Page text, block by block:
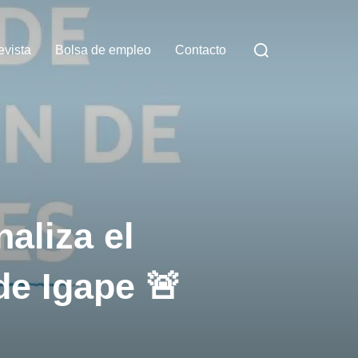
Bolsa de empleo Contacto
Buscar:
el
Igape 🚨